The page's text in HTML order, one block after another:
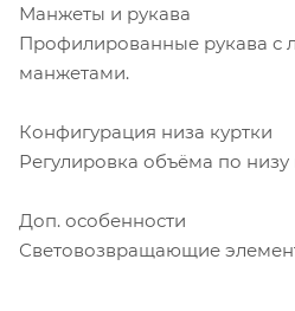
Манжеты и рукава
Профилированные рукава с
манжетами.
Конфигурация низа куртки
Регулировка объёма по низу
Доп. особенности
Световозвращающие